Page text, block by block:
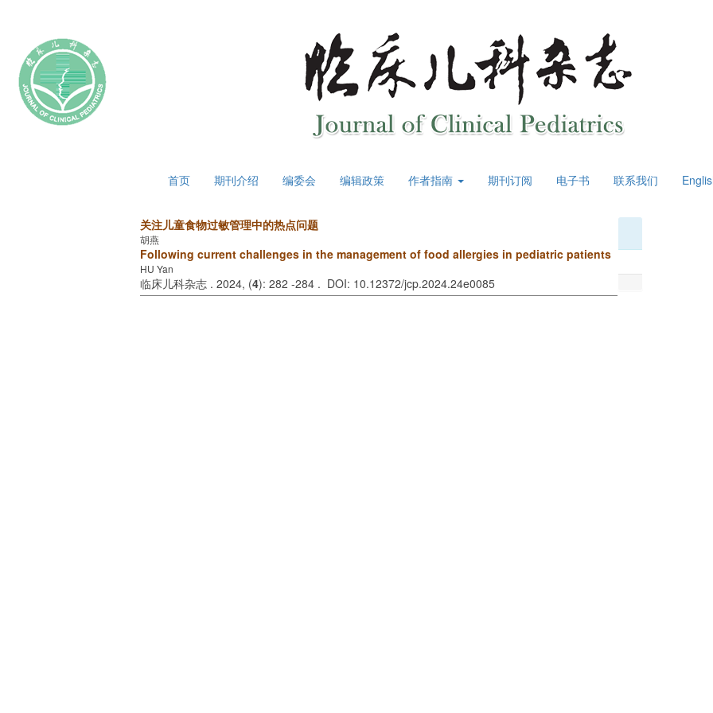
首页 期刊介绍 编委会 编辑政策 作者指南 期刊订阅 电子书 联系我们
关注儿童食物过敏管理中的热点问题
胡燕
Following current challenges in the management of food allergies in pediatric patients
HU Yan
临床儿科杂志 . 2024, (4): 282 -284 . DOI: 10.12372/jcp.2024.24e0085